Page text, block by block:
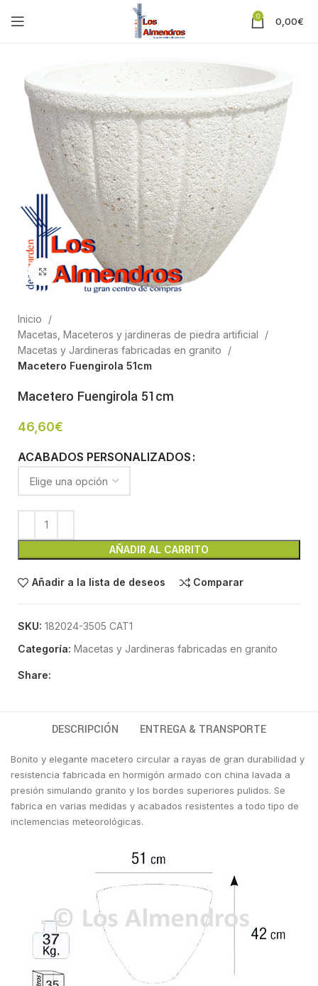
0 0,00€
Clic para ampliar
Inicio
Macetas, Maceteros y jardineras de piedra artificial
Macetas y Jardineras fabricadas en granito
Macetero Fuengirola 51cm
Macetero Fuengirola 51cm
46,60€
ACABADOS PERSONALIZADOS
AÑADIR AL CARRITO
Añadir a la lista de deseos Comparar
SKU: 182024-3505 CAT1
Categoría: Macetas y Jardineras fabricadas en granito
Share:
DESCRIPCIÓN ENTREGA & TRANSPORTE
Bonito y elegante macetero circular a rayas de gran durabilidad y
resistencia fabricada en hormigón armado con china lavada a
presión simulando granito y los bordes superiores pulidos. Se
fabrica en varias medidas y acabados resistentes a todo tipo de
inclemencias meteorológicas.